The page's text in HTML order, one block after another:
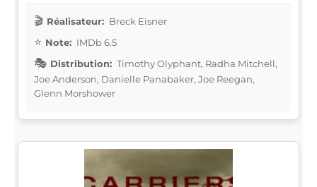
Réalisateur: Breck Eisner
Note: IMDb 6.5
Distribution: Timothy Olyphant, Radha Mitchell,
Joe Anderson, Danielle Panabaker, Joe Reegan,
Glenn Morshower